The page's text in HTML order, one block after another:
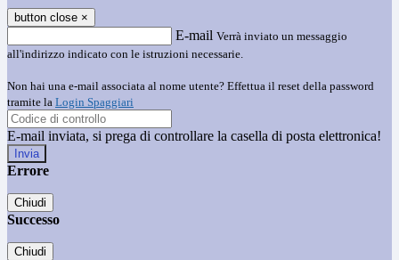
button close ×
E-mail Verrà inviato un messaggio
all'indirizzo indicato con le istruzioni necessarie.
Non hai una e-mail associata al nome utente? Effettua il reset della password
tramite la Login Spaggiari
E-mail inviata, si prega di controllare la casella di posta elettronica!
Errore
Chiudi
Successo
Chiudi